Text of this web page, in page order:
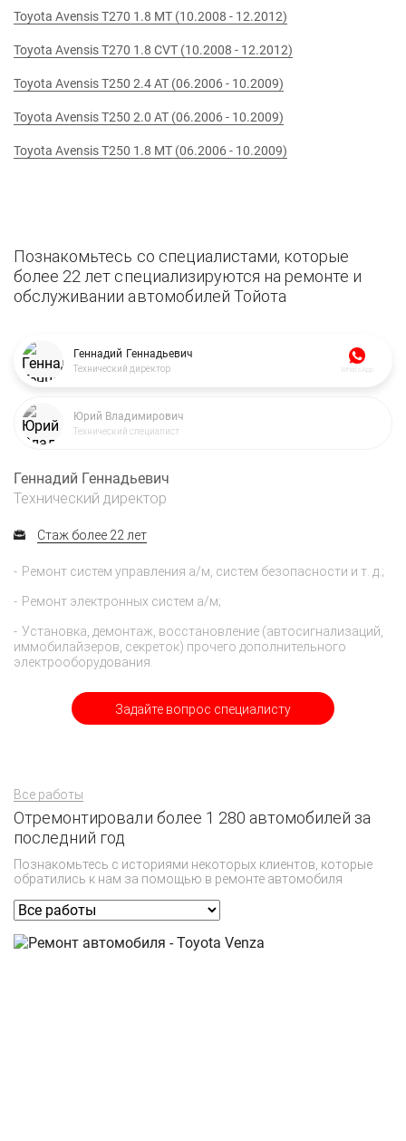
Toyota Avensis T270 1.8 MT (10.2008 - 12.2012)
Toyota Avensis T270 1.8 CVT (10.2008 - 12.2012)
Toyota Avensis T250 2.4 AT (06.2006 - 10.2009)
Toyota Avensis T250 2.0 AT (06.2006 - 10.2009)
Toyota Avensis T250 1.8 MT (06.2006 - 10.2009)
Познакомьтесь со специалистами, которые
более 22 лет специализируются на ремонте и
обслуживании автомобилей Тойота
Геннадий Геннадьевич
Технический директор WhatsApp
Юрий Владимирович
Технический специалист
Задайте вопрос специалисту
Геннадий Геннадьевич
Технический директор
Стаж более 22 лет
Ремонт систем управления а/м, систем безопасности и т. д.;
Ремонт электронных систем а/м;
Установка, демонтаж, восстановление (автосигнализаций,
иммобилайзеров, секреток) прочего дополнительного
электрооборудования.
Все работы
Отремонтировали более 1 280 автомобилей за
последний год
Познакомьтесь с историями некоторых клиентов, которые
обратились к нам за помощью в ремонте автомобиля